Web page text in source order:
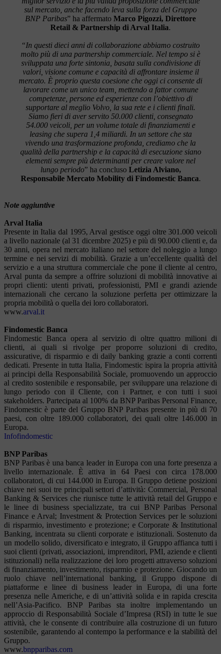
sul mercato, anche facendo leva sulla forza del Gruppo
BNP Paribas” ha affermatoMarco Pigozzi, Direttore
Retail & Partnership di Arval Italia.
“In questi dieci anni di collaborazione abbiamo costruito
molto più di una partnership commerciale. Nel tempo si è
sviluppata una forte sintonia, basata sulla condivisione di
valori, visione comune e capacità di affrontare insieme il
mercato. È proprio questa coesione che oggi ci consente di
lavorare come un unico team, mettendo a fattor comune
competenze, persone ed esperienze con l’obiettivo di
supportare al meglio Volvo, la sua rete e i clienti finali.
Siamo fieri di aver servito 50.000 clienti, consegnato
54.000 veicoli, per un volume totale di finanziamenti e
leasing che supera 1,4 miliardi. In un settore che sta
vivendo una trasformazione profonda, crediamo che la
qualità della partnership e la capacità di esecuzione siano
elementi sempre più determinanti per creare valore nel
lungo periodo” ha concluso Letizia Alviano,
Responsabile Mercato Mobility di Findomestic Banca.
Note aggiuntive
Arval Italia
Presente in Italia dal 1995, Arval gestisce oggi oltre 301.000 veicoli
a livello nazionale (al 31 dicembre 2025) e più di 90.000 clienti e, da
30 anni, opera nel mercato italiano nel settore del noleggio a lungo
termine e nei servizi di mobilità. Grazie a un’eccellente qualità del
servizio e a una struttura commerciale che pone il cliente al centro,
Arval punta da sempre a offrire soluzioni di mobilità innovative ai
propri clienti: utenti privati, professionisti, PMI e grandi aziende
internazionali che cercano la soluzione perfetta per ottimizzare la
propria mobilità o quella dei loro collaboratori.
www.arval.it
Findomestic Banca
Findomestic Banca opera al servizio di oltre quattro milioni di
clienti, ai quali si rivolge per proporre soluzioni di credito,
assicurative, di risparmio e di daily banking grazie a conti correnti
dedicati. Presente in tutta Italia, Findomestic ispira la propria attività
ai principi della Responsabilità Sociale, promuovendo un approccio
al credito sostenibile e responsabile, per sviluppare una relazione di
lungo periodo con il Cliente, con i Partner, e con tutti i suoi
stakeholders. Partecipata al 100% da BNP Paribas Personal Finance,
Findomestic è parte del Gruppo BNP Paribas presente in più di 70
paesi, con oltre 189.000 collaboratori, dei quali oltre 146.000 in
Europa.
Infofindomestic
BNP Paribas
BNP Paribas è una banca leader in Europa con una forte presenza a
livello internazionale. È attiva in 64 Paesi con circa 178.000
collaboratori, di cui 144.000 in Europa. Il Gruppo detiene posizioni
chiave nei suoi tre principali settori d’attività: Commercial, Personal
Banking & Services che riunisce tutte le attività retail del Gruppo e
le linee di business specializzate, tra cui BNP Paribas Personal
Finance e Arval; Investment & Protection Services per le soluzioni
di risparmio, investimento e protezione; e Corporate & Institutional
Banking, incentrata su clienti corporate e istituzionali. Sostenuto da
un modello solido, diversificato e integrato, il Gruppo affianca tutti i
suoi clienti (privati, associazioni, imprenditori, PMI, aziende e clienti
istituzionali) nella realizzazione dei loro progetti attraverso soluzioni
di finanziamento, investimento, risparmio e protezione. Giocando un
ruolo chiave nell’international banking, il Gruppo dispone di
piattaforme e linee di business leader in Europa, di una forte
presenza nelle Americhe, e di un’attività solida e in rapida crescita
nell’Asia-Pacifico. BNP Paribas sta inoltre implementando un
approccio di Responsabilità Sociale d’Impresa (RSI) in tutte le sue
attività, che le consente di contribuire alla costruzione di un futuro
sostenibile, garantendo al contempo la performance e la stabilità del
Gruppo.
www.bnpparibas.com